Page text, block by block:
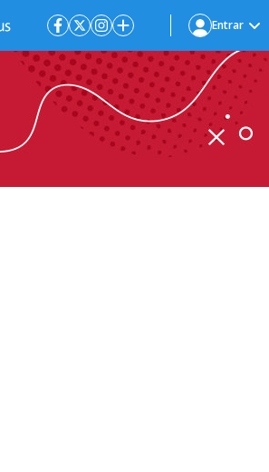
Entrar